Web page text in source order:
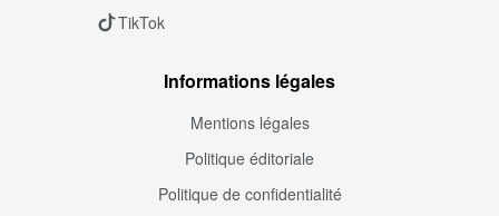
TikTok
Informations légales
Mentions légales
Politique éditoriale
Politique de confidentialité